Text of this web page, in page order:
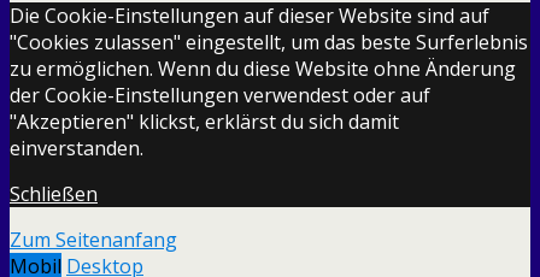
Die Cookie-Einstellungen auf dieser Website sind auf
"Cookies zulassen" eingestellt, um das beste Surferlebnis
zu ermöglichen. Wenn du diese Website ohne Änderung
der Cookie-Einstellungen verwendest oder auf
"Akzeptieren" klickst, erklärst du sich damit
einverstanden.
Schließen
Zum Seitenanfang
Mobil Desktop